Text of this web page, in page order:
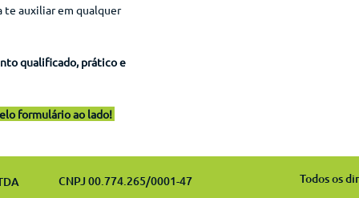
te auxiliar em qualquer
qualificado, prático e
formulário ao lado!
CNPJ 00.774.265/0001-47 Todos os